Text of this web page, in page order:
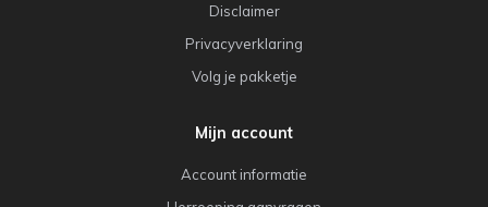
Disclaimer
Privacyverklaring
Volg je pakketje
Mijn account
Account informatie